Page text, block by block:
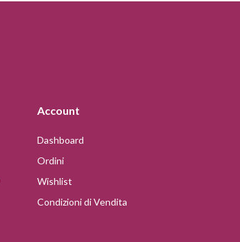
Account
Dashboard
Ordini
Wishlist
Condizioni di Vendita